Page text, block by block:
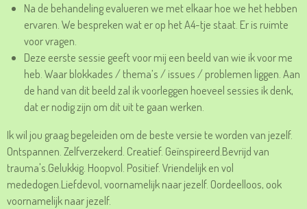
Na de behandeling evalueren we met elkaar hoe we het hebben
ervaren. We bespreken wat er op het A4-tje staat. Er is ruimte
voor vragen.
Deze eerste sessie geeft voor mij een beeld van wie ik voor me
heb. Waar blokkades / thema’s / issues / problemen liggen. Aan
de hand van dit beeld zal ik voorleggen hoeveel sessies ik denk,
dat er nodig zijn om dit uit te gaan werken.
Ik wil jou graag begeleiden om de beste versie te worden van jezelf.
Ontspannen. Zelfverzekerd. Creatief. Geïnspireerd.Bevrijd van
trauma's.Gelukkig. Hoopvol. Positief. Vriendelijk en vol
mededogen.Liefdevol, voornamelijk naar jezelf. Oordeelloos, ook
voornamelijk naar jezelf.